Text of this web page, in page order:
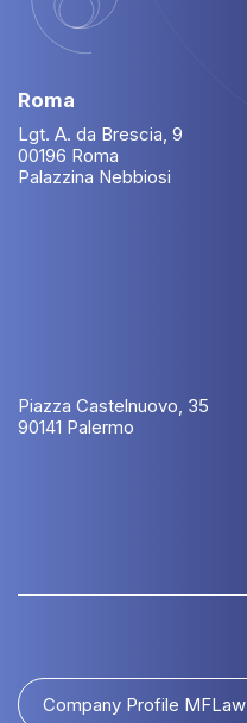
Roma
Lgt. A. da Brescia, 9
00196 Roma
Palazzina Nebbiosi
Piazza Castelnuovo, 35
90141 Palermo
Company Profile MFLaw